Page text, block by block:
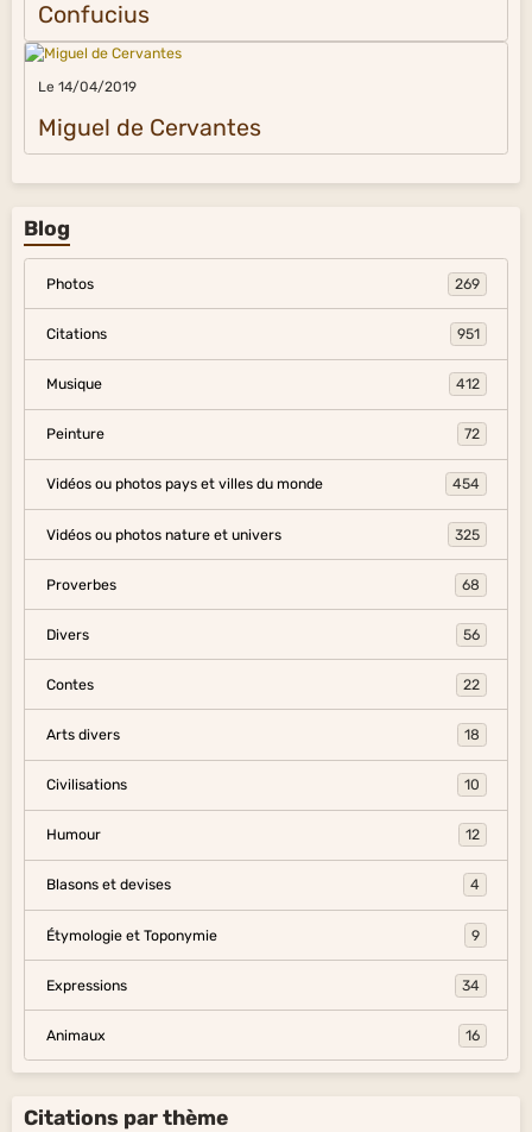
Confucius
Le 14/04/2019
Miguel de Cervantes
Blog
Photos 269
Citations 951
Musique 412
Peinture 72
Vidéos ou photos pays et villes du monde 454
Vidéos ou photos nature et univers 325
Proverbes 68
Divers 56
Contes 22
Arts divers 18
Civilisations 10
Humour 12
Blasons et devises 4
Étymologie et Toponymie 9
Expressions 34
Animaux 16
Citations par thème